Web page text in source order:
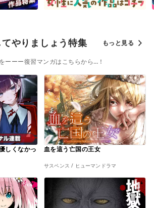
やりましょう特集 もっと見る
ーーー復習マンガはこちらから…！
しくなかっ
血を這う亡国の王女
サスペンス / ヒューマンドラマ